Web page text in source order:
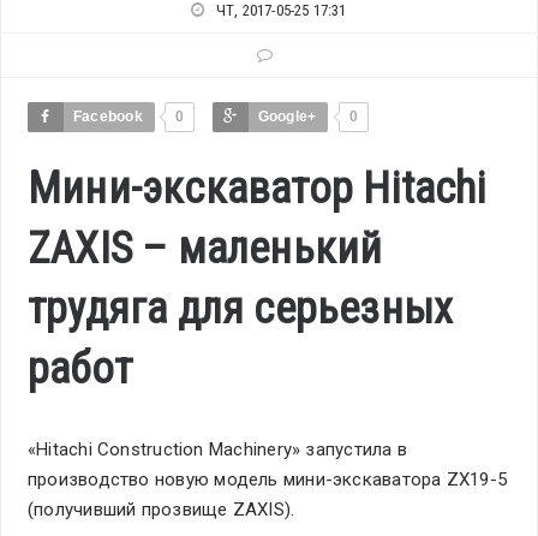
ЧТ, 2017-05-25 17:31
Facebook 0 Google+ 0
Мини-экскаватор Hitachi
ZAXIS – маленький
трудяга для серьезных
работ
«Hitachi Construction Machinery» запустила в
производство новую модель мини-экскаватора ZX19-5
(получивший прозвище ZAXIS).